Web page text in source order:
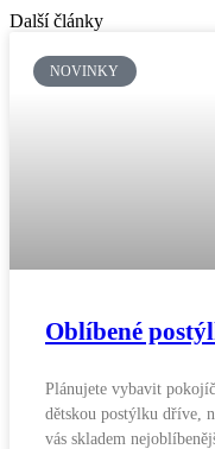
Další články
NOVINKY
Oblíbené
Plánujete vybavit
dětskou postýlku dříve,
vás skladem